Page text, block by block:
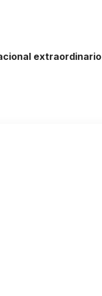
extraordinario